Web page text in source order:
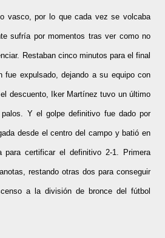
vasco, por lo que cada vez se volcaba
sufría por momentos tras ver como no
Restaban cinco minutos para el final
fue expulsado, dejando a su equipo con
descuento, Iker Martínez tuvo un último
Y el golpe definitivo fue dado por
desde el centro del campo y batió en
certificar el definitivo 2-1. Primera
restando otras dos para conseguir
a la división de bronce del fútbol